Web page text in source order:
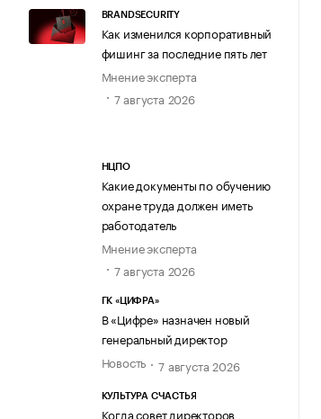
BRANDSECURITY
Как изменился корпоративный
фишинг за последние пять лет
Мнение эксперта
7 августа 2026
НЦПО
Какие документы по обучению
охране труда должен иметь
работодатель
Мнение эксперта
7 августа 2026
ГК «ЦИФРА»
В «Цифре» назначен новый
генеральный директор
Новость
7 августа 2026
КУЛЬТУРА СЧАСТЬЯ
Когда совет директоров